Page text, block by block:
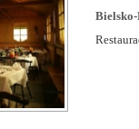
Bielsko-